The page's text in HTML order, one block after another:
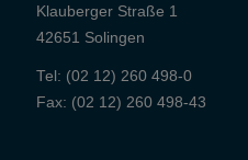
Klauberger Straße 1
42651 Solingen
Tel: (02 12) 260 498-0
Fax: (02 12) 260 498-43